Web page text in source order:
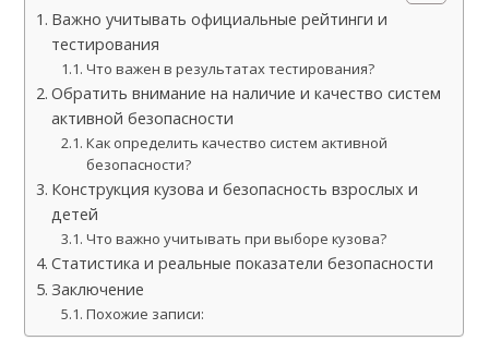
Важно учитывать официальные рейтинги и
тестирования
Что важен в результатах тестирования?
Обратить внимание на наличие и качество систем
активной безопасности
Как определить качество систем активной
безопасности?
Конструкция кузова и безопасность взрослых и
детей
Что важно учитывать при выборе кузова?
Статистика и реальные показатели безопасности
Заключение
Похожие записи: